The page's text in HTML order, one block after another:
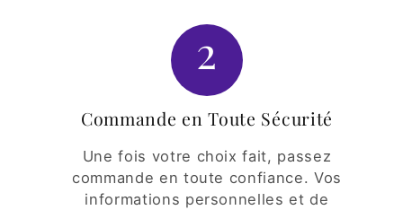
2
Commande en Toute Sécurité
Une fois votre choix fait, passez
commande en toute confiance. Vos
informations personnelles et de